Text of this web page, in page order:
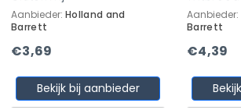
Aanbieder: Holland and
Barrett
€3,69
Bekijk bij aanbieder
Aanbieder:
Barrett
€4,39